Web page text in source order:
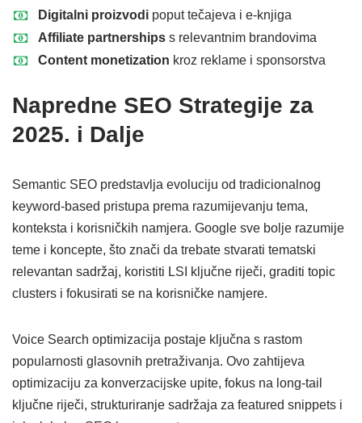
Digitalni proizvodi poput tečajeva i e-knjiga
Affiliate partnerships s relevantnim brandovima
Content monetization kroz reklame i sponsorstva
Napredne SEO Strategije za
2025. i Dalje
Semantic SEO predstavlja evoluciju od tradicionalnog
keyword-based pristupa prema razumijevanju tema,
konteksta i korisničkih namjera. Google sve bolje razumije
teme i koncepte, što znači da trebate stvarati tematski
relevantan sadržaj, koristiti LSI ključne riječi, graditi topic
clusters i fokusirati se na korisničke namjere.
Voice Search optimizacija postaje ključna s rastom
popularnosti glasovnih pretraživanja. Ovo zahtijeva
optimizaciju za konverzacijske upite, fokus na long-tail
ključne riječi, strukturiranje sadržaja za featured snippets i